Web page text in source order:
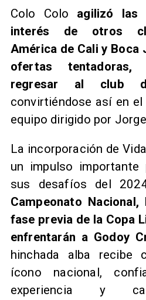
Colo Colo agilizó las
interés de otros
América de Cali y Boca
ofertas
regresar al club
convirtiéndose así en
equipo dirigido por
La incorporación de
un impulso importante
sus desafíos del
Campeonato
fase previa de la Copa
enfrentarán a Godoy
hinchada alba recibe
ícono nacional,
experiencia y